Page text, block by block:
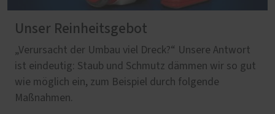
Unser Reinheitsgebot
„Verursacht der Umbau viel Dreck?“ Unsere Antwort
ist eindeutig: Staub und Schmutz dämmen wir so gut
wie möglich ein, zum Beispiel durch folgende
Maßnahmen.